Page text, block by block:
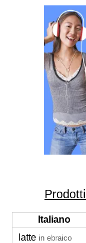
Italiano
latte in ebraico